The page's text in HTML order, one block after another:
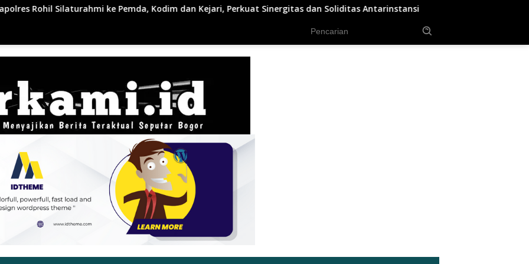
Kodim dan Kejari, Perkuat Sinergitas dan Soliditas Antarinstansi BPS: Dalam Tiga Bulan, Lebih dari Setengah